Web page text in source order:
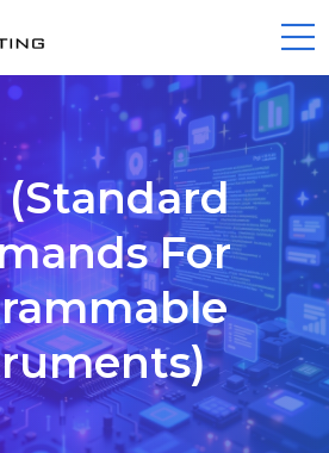
(Standard
For